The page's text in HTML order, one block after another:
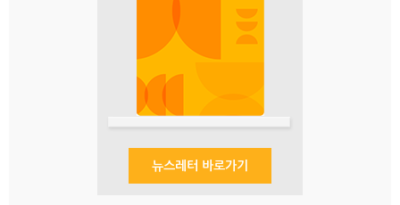
뉴스레터 바로가기